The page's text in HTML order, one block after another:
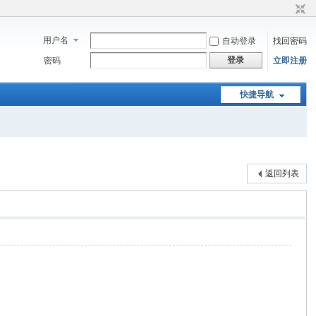
用户名 自动登录
找回密码
密码
登录 立即注册
快捷导航
返回列表